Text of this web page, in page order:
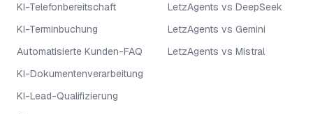
KI-Telefonbereitschaft
KI-Terminbuchung
Automatisierte Kunden-FAQ
KI-Dokumentenverarbeitung
KI-Lead-Qualifizierung
LetzAgents vs DeepSeek
LetzAgents vs Gemini
LetzAgents vs Mistral